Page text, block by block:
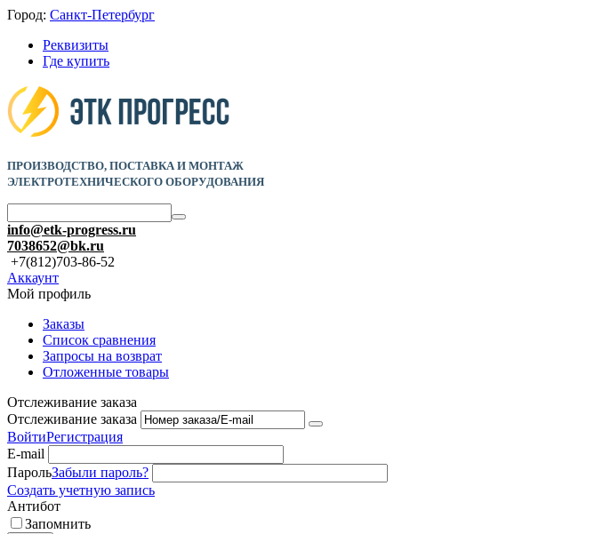
Город: Санкт-Петербург
Реквизиты
Где купить
ПРОИЗВОДСТВО, ПОСТАВКА И МОНТАЖ
ЭЛЕКТРОТЕХНИЧЕСКОГО ОБОРУДОВАНИЯ
info@etk-progress.ru
7038652@bk.ru
+7(812)703-86-52
Аккаунт
Мой профиль
Заказы
Список сравнения
Запросы на возврат
Отложенные товары
Отслеживание заказа
Отслеживание заказа
ВойтиРегистрация
E-mail
ПарольЗабыли пароль?
Создать учетную запись
Антибот
Запомнить